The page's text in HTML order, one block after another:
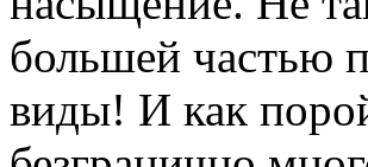
большей частью
виды! И как